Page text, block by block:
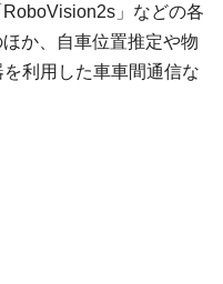
」などの各
か、自車位置推定や物
利用した車車間通信な